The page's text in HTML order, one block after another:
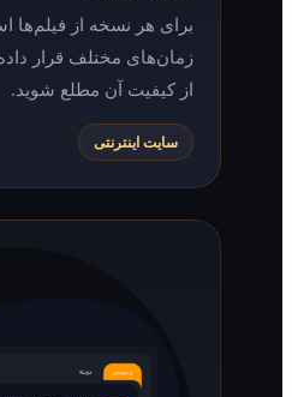
برای هر نسخه از فیلم‌ها
زمان‌های مختلف قرار داده‌ایم تا پیش
از کیفیت آن مطلع شوید.
سایت اینترنتی